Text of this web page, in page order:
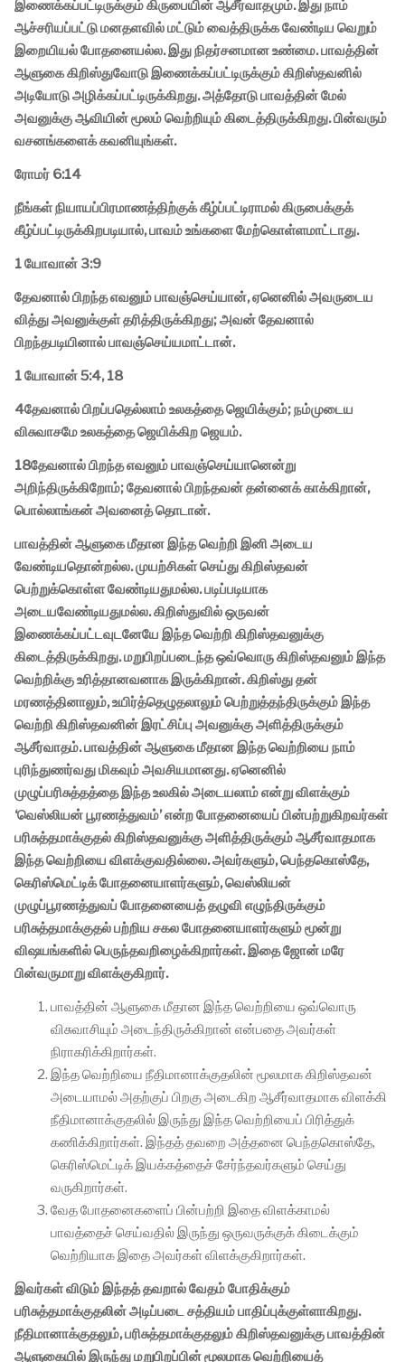
இணைக்கப்பட்டிருக்கும் கிருபையின் ஆசீர்வாதமும். இது நாம்
ஆச்சரியப்பட்டு மனதளவில் மட்டும் வைத்திருக்க வேண்டிய வெறும்
இறையியல் போதனையல்ல. இது நிதர்சனமான உண்மை. பாவத்தின்
ஆளுகை கிறிஸ்துவோடு இணைக்கப்பட்டிருக்கும் கிறிஸ்தவனில்
அடியோடு அழிக்கப்பட்டிருக்கிறது. அத்தோடு பாவத்தின் மேல்
அவனுக்கு ஆவியின் மூலம் வெற்றியும் கிடைத்திருக்கிறது. பின்வரும்
வசனங்களைக் கவனியுங்கள்.
ரோமர் 6:14
நீங்கள் நியாயப்பிரமாணத்திற்குக் கீழ்ப்பட்டிராமல் கிருபைக்குக்
கீழ்ப்பட்டிருக்கிறபடியால், பாவம் உங்களை மேற்கொள்ளமாட்டாது.
1 யோவான் 3:9
தேவனால் பிறந்த எவனும் பாவஞ்செய்யான், ஏனெனில் அவருடைய
வித்து அவனுக்குள் தரித்திருக்கிறது; அவன் தேவனால்
பிறந்தபடியினால் பாவஞ்செய்யமாட்டான்.
1 யோவான் 5:4, 18
4தேவனால் பிறப்பதெல்லாம் உலகத்தை ஜெயிக்கும்; நம்முடைய
விசுவாசமே உலகத்தை ஜெயிக்கிற ஜெயம்.
18தேவனால் பிறந்த எவனும் பாவஞ்செய்யானென்று
அறிந்திருக்கிறோம்; தேவனால் பிறந்தவன் தன்னைக் காக்கிறான்,
பொல்லாங்கன் அவனைத் தொடான்.
பாவத்தின் ஆளுகை மீதான இந்த வெற்றி இனி அடைய
வேண்டியதொன்றல்ல. முயற்சிகள் செய்து கிறிஸ்தவன்
பெற்றுக்கொள்ள வேண்டியதுமல்ல. படிப்படியாக
அடையவேண்டியதுமல்ல. கிறிஸ்துவில் ஒருவன்
இணைக்கப்பட்டவுடனேயே இந்த வெற்றி கிறிஸ்தவனுக்கு
கிடைத்திருக்கிறது. மறுபிறப்படைந்த ஒவ்வொரு கிறிஸ்தவனும் இந்த
வெற்றிக்கு உரித்தானவனாக இருக்கிறான். கிறிஸ்து தன்
மரணத்தினாலும், உயிர்த்தெழுதலாலும் பெற்றுத்தந்திருக்கும் இந்த
வெற்றி கிறிஸ்தவனின் இரட்சிப்பு அவனுக்கு அளித்திருக்கும்
ஆசீர்வாதம். பாவத்தின் ஆளுகை மீதான இந்த வெற்றியை நாம்
புரிந்துணர்வது மிகவும் அவசியமானது. ஏனெனில்
முழுப்பரிசுத்தத்தை இந்த உலகில் அடையலாம் என்று விளக்கும்
‘வெஸ்லியன் பூரணத்துவம்’ என்ற போதனையைப் பின்பற்றுகிறவர்கள்
பரிசுத்தமாக்குதல் கிறிஸ்தவனுக்கு அளித்திருக்கும் ஆசீர்வாதமாக
இந்த வெற்றியை விளக்குவதில்லை. அவர்களும், பெந்தகொஸ்தே,
கெரிஸ்மெட்டிக் போதனையாளர்களும், வெஸ்லியன்
முழுப்பூரணத்துவப் போதனையைத் தழுவி எழுந்திருக்கும்
பரிசுத்தமாக்குதல் பற்றிய சகல போதனையாளர்களும் மூன்று
விஷயங்களில் பெருந்தவறிழைக்கிறார்கள். இதை ஜோன் மரே
பின்வருமாறு விளக்குகிறார்.
பாவத்தின் ஆளுகை மீதான இந்த வெற்றியை ஒவ்வொரு
விசுவாசியும் அடைந்திருக்கிறான் என்பதை அவர்கள்
நிராகரிக்கிறார்கள்.
இந்த வெற்றியை நீதிமானாக்குதலின் மூலமாக கிறிஸ்தவன்
அடையாமல் அதற்குப் பிறகு அடைகிற ஆசீர்வாதமாக விளக்கி
நீதிமானாக்குதலில் இருந்து இந்த வெற்றியைப் பிரித்துக்
கணிக்கிறார்கள். இந்தத் தவறை அத்தனை பெந்தகொஸ்தே,
கெரிஸ்மெட்டிக் இயக்கத்தைச் சேர்ந்தவர்களும் செய்து
வருகிறார்கள்.
வேத போதனைகளைப் பின்பற்றி இதை விளக்காமல்
பாவத்தைச் செய்வதில் இருந்து ஒருவருக்குக் கிடைக்கும்
வெற்றியாக இதை அவர்கள் விளக்குகிறார்கள்.
இவர்கள் விடும் இந்தத் தவறால் வேதம் போதிக்கும்
பரிசுத்தமாக்குதலின் அடிப்படை சத்தியம் பாதிப்புக்குள்ளாகிறது.
நீதிமானாக்குதலும், பரிசுத்தமாக்குதலும் கிறிஸ்தவனுக்கு பாவத்தின்
ஆளுகையில் இருந்து மறுபிறப்பின் மூலமாக வெற்றியைத்